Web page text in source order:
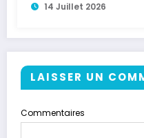
14 Juillet 2026
LAISSER UN
Commentaires